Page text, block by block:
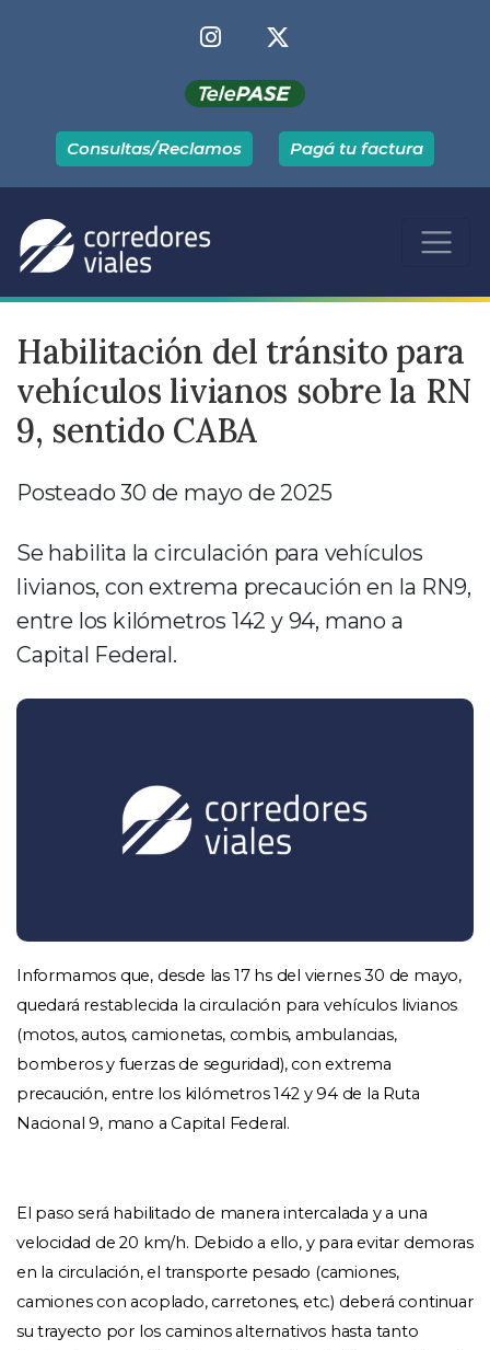
Consultas/Reclamos Pagá tu factura
Habilitación del tránsito para
vehículos livianos sobre la RN
9, sentido CABA
Posteado 30 de mayo de 2025
Se habilita la circulación para vehículos
livianos, con extrema precaución en la RN9,
entre los kilómetros 142 y 94, mano a
Capital Federal.
Informamos que, desde las 17 hs del viernes 30 de mayo,
quedará restablecida la circulación para vehículos livianos
(motos, autos, camionetas, combis, ambulancias,
bomberos y fuerzas de seguridad), con extrema
precaución, entre los kilómetros 142 y 94 de la Ruta
Nacional 9, mano a Capital Federal.
El paso será habilitado de manera intercalada y a una
velocidad de 20 km/h. Debido a ello, y para evitar demoras
en la circulación, el transporte pesado (camiones,
camiones con acoplado, carretones, etc.) deberá continuar
su trayecto por los caminos alternativos hasta tanto